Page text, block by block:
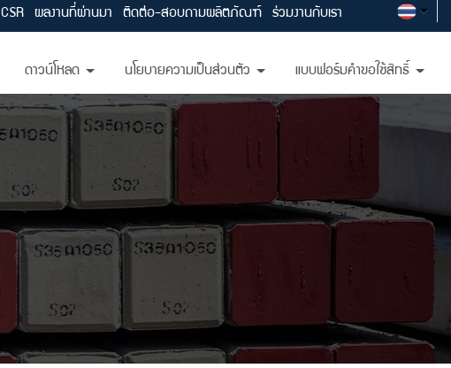
ดาวน์โหลด นโยบายความเป็นส่วนตัว แบบฟอร์มคำขอใช้สิทธิ์
CSR ผลงานที่ผ่านมา ติดต่อ-สอบถามผลิตภัณฑ์ ร่วมงานกับเรา